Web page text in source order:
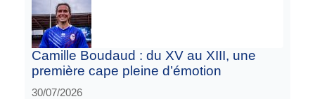
Camille Boudaud : du XV au XIII, une
première cape pleine d’émotion
30/07/2026